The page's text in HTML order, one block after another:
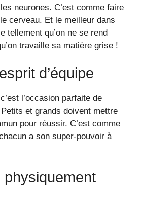
neurones. C’est comme faire
cerveau. Et le meilleur dans
tellement qu’on ne se rend
travaille sa matière grise !
d’équipe
l’occasion parfaite de
et grands doivent mettre
pour réussir. C’est comme
a son super-pouvoir à
physiquement